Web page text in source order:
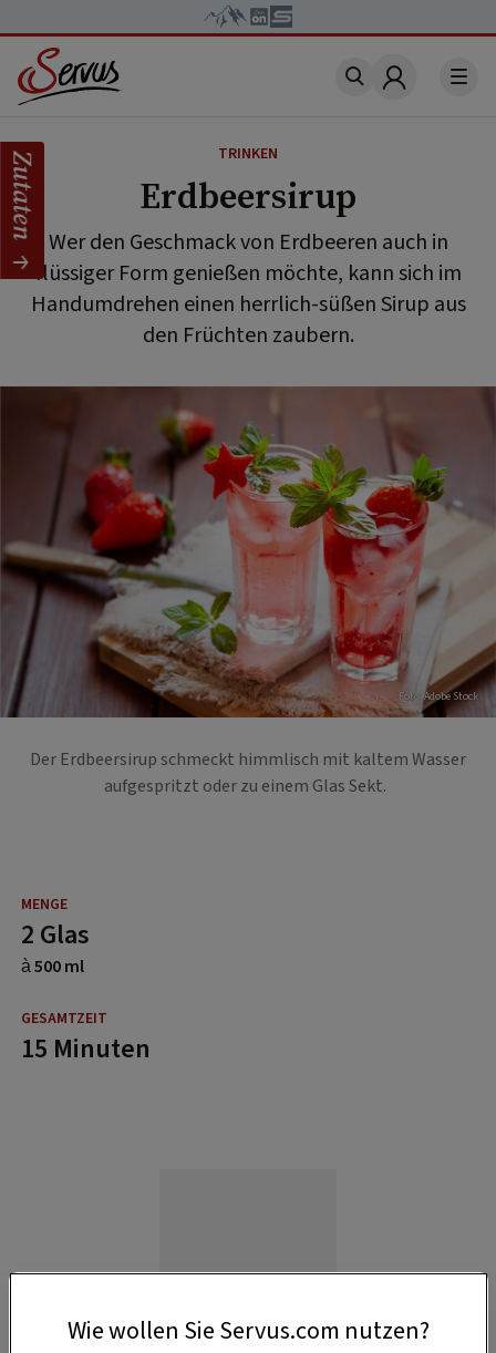
Account
TRINKEN
Erdbeersirup
Wer den Geschmack von Erdbeeren auch in
flüssiger Form genießen möchte, kann sich im
Handumdrehen einen herrlich-süßen Sirup aus
den Früchten zaubern.
Foto: Adobe Stock
Der Erdbeersirup schmeckt himmlisch mit kaltem Wasser
aufgespritzt oder zu einem Glas Sekt.
2 Glas
à 500 ml
15 Minuten
Zutaten
Wie wollen Sie Servus.com nutzen?